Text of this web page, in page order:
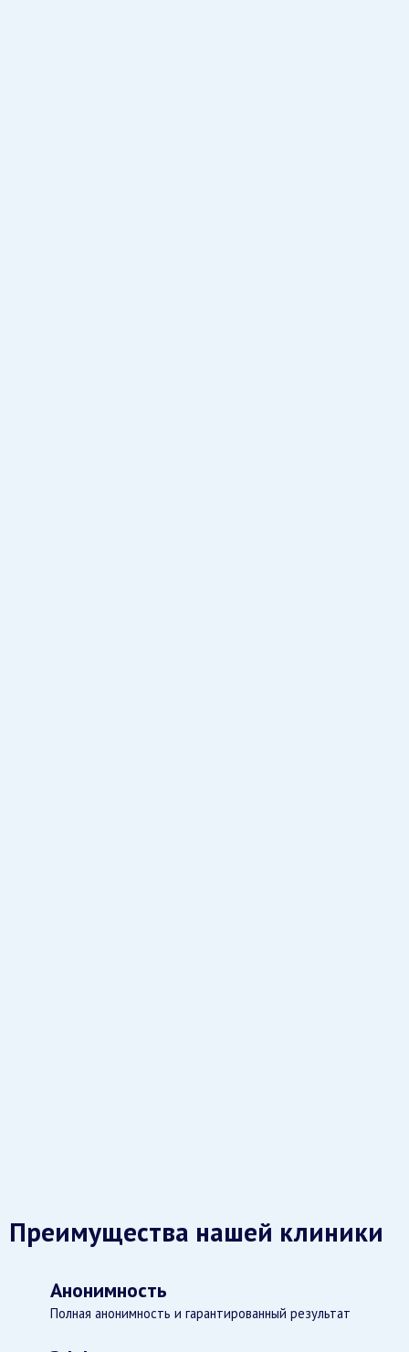
Преимущества нашей клиники
Анонимность
Полная анонимность и гарантированный результат